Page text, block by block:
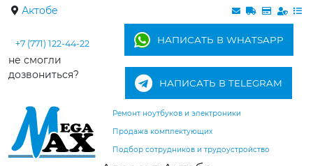
Актобе
+7 (771) 122-44-22
не смогли
дозвониться?
НАПИСАТЬ В WHATSAPP
НАПИСАТЬ В TELEGRAM
Ремонт ноутбуков и электроники
Продажа комплектующих
Подбор сотрудников и трудоустройство